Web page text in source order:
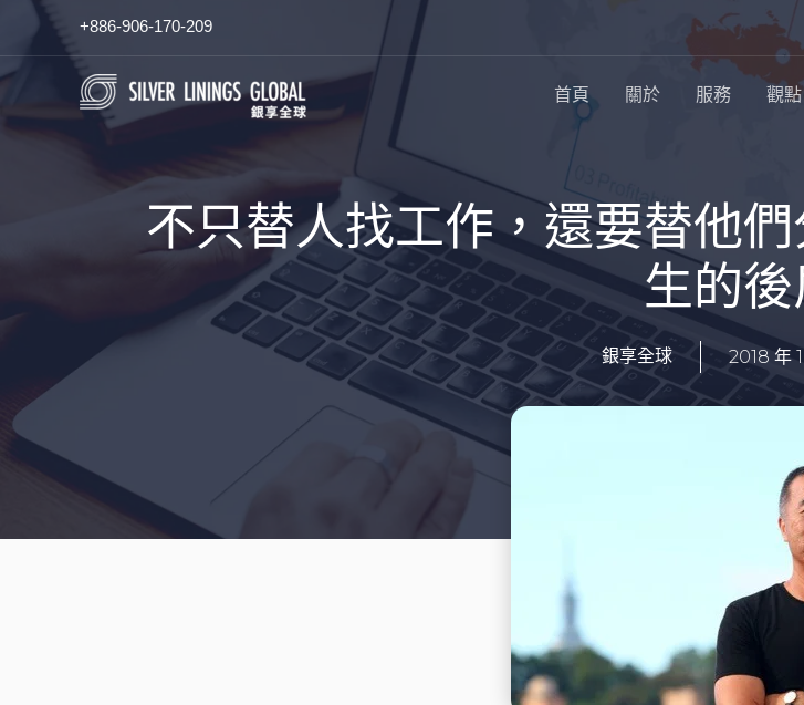
主
+886-906-170-209
首頁 關於 服務 觀點
不只替人找工作，還要替他
生的
銀享全球 2018 年